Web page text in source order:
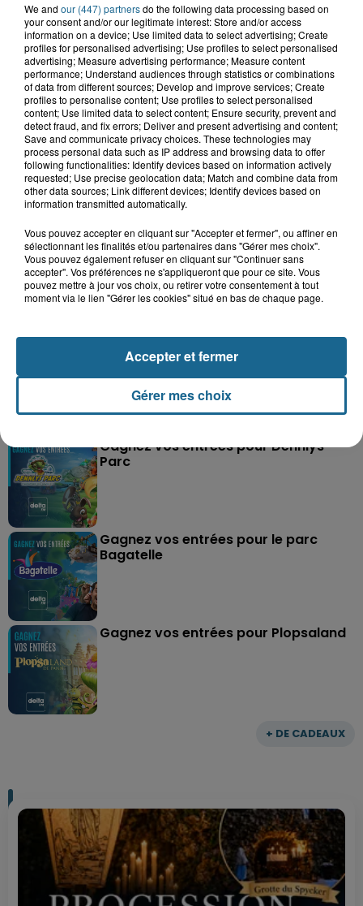
6 août 2026
Blendecques : le jeune garçon de 12
ans qui s'était noyé est...
A GAGNER
+ DE CADEAUX
Grand jeu de l'été : les cabines de plages
Gagnez vos entrées pour Dennlys
Parc
Gagnez vos entrées pour le parc
Bagatelle
Gagnez vos entrées pour Plopsaland
We and our (447) partnersdo the following data processing based on
your consent and/or our legitimate interest: Store and/or access
information on a device; Use limited data to select advertising; Create
profiles for personalised advertising; Use profiles to select personalised
advertising; Measure advertising performance; Measure content
performance; Understand audiences through statistics or combinations
of data from different sources; Develop and improve services; Create
profiles to personalise content; Use profiles to select personalised
content; Use limited data to select content; Ensure security, prevent and
detect fraud, and fix errors; Deliver and present advertising and content;
Save and communicate privacy choices. These technologies may
process personal data such as IP address and browsing data to offer
following functionalities: Identify devices based on information actively
requested; Use precise geolocation data; Match and combine data from
other data sources; Link different devices; Identify devices based on
information transmitted automatically.
Vous pouvez accepter en cliquant sur "Accepter et fermer", ou affiner en
sélectionnant les finalités et/ou partenaires dans "Gérer mes choix".
Vous pouvez également refuser en cliquant sur "Continuer sans
accepter". Vos préférences ne s'appliqueront que pour ce site. Vous
pouvez mettre à jour vos choix, ou retirer votre consentement à tout
moment via le lien "Gérer les cookies" situé en bas de chaque page.
Gérer mes choix
Accepter et fermer